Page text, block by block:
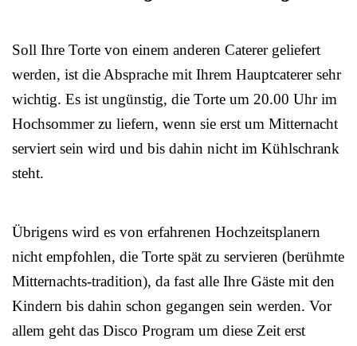
Soll Ihre Torte von einem anderen Caterer geliefert
werden, ist die Absprache mit Ihrem Hauptcaterer sehr
wichtig. Es ist ungünstig, die Torte um 20.00 Uhr im
Hochsommer zu liefern, wenn sie erst um Mitternacht
serviert sein wird und bis dahin nicht im Kühlschrank
steht.
Übrigens wird es von erfahrenen Hochzeitsplanern
nicht empfohlen, die Torte spät zu servieren (berühmte
Mitternachts-tradition), da fast alle Ihre Gäste mit den
Kindern bis dahin schon gegangen sein werden. Vor
allem geht das Disco Program um diese Zeit erst